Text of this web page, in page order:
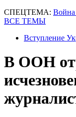
СПЕЦТЕМА:
ВСЕ ТЕМЫ
Вступление
В ООН